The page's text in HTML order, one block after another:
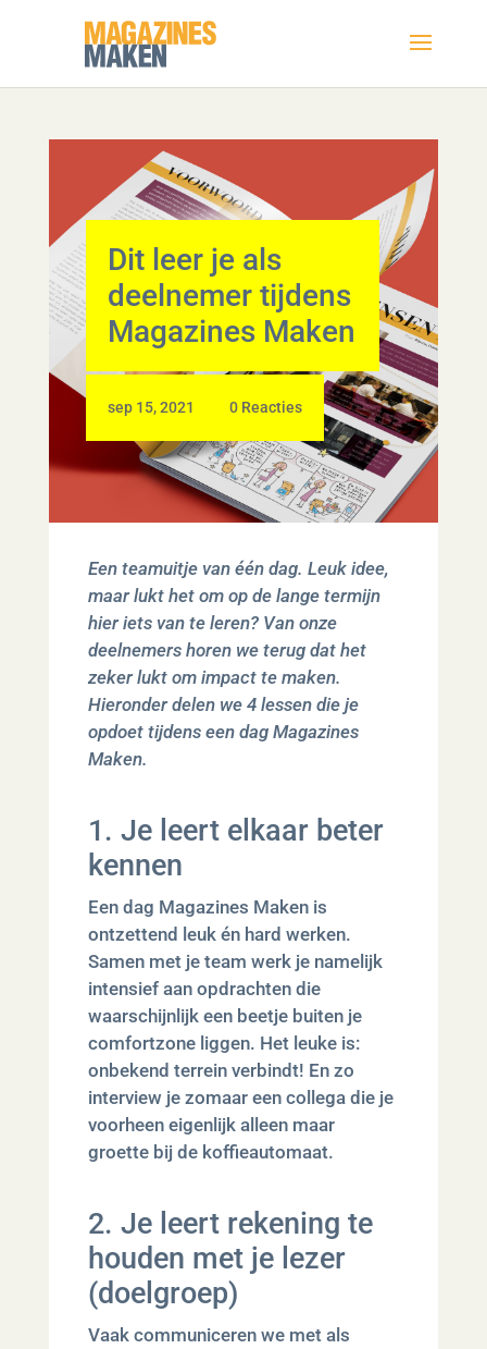
Dit leer je als
deelnemer tijdens
Magazines Maken
sep 15, 2021 0 Reacties
Een teamuitje van één dag. Leuk idee,
maar lukt het om op de lange termijn
hier iets van te leren? Van onze
deelnemers horen we terug dat het
zeker lukt om impact te maken.
Hieronder delen we 4 lessen die je
opdoet tijdens een dag Magazines
Maken.
1. Je leert elkaar beter
kennen
Een dag Magazines Maken is
ontzettend leuk én hard werken.
Samen met je team werk je namelijk
intensief aan opdrachten die
waarschijnlijk een beetje buiten je
comfortzone liggen. Het leuke is:
onbekend terrein verbindt! En zo
interview je zomaar een collega die je
voorheen eigenlijk alleen maar
groette bij de koffieautomaat.
2. Je leert rekening te
houden met je lezer
(doelgroep)
Vaak communiceren we met als